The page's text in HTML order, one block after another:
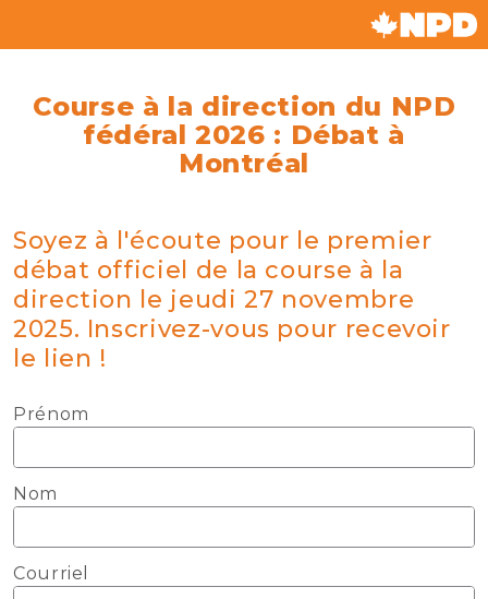
Course à la direction du NPD
fédéral 2026 : Débat à
Montréal
Soyez à l'écoute pour le premier
débat officiel de la course à la
direction le jeudi 27 novembre
2025. Inscrivez-vous pour recevoir
le lien !
Prénom
Nom
Courriel